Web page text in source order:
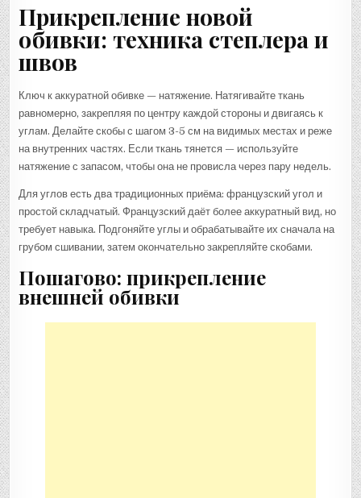
Прикрепление новой
обивки: техника степлера и
швов
Ключ к аккуратной обивке — натяжение. Натягивайте ткань
равномерно, закрепляя по центру каждой стороны и двигаясь к
углам. Делайте скобы с шагом 3-5 см на видимых местах и реже
на внутренних частях. Если ткань тянется — используйте
натяжение с запасом, чтобы она не провисла через пару недель.
Для углов есть два традиционных приёма: французский угол и
простой складчатый. Французский даёт более аккуратный вид, но
требует навыка. Подгоняйте углы и обрабатывайте их сначала на
грубом сшивании, затем окончательно закрепляйте скобами.
Пошагово: прикрепление
внешней обивки